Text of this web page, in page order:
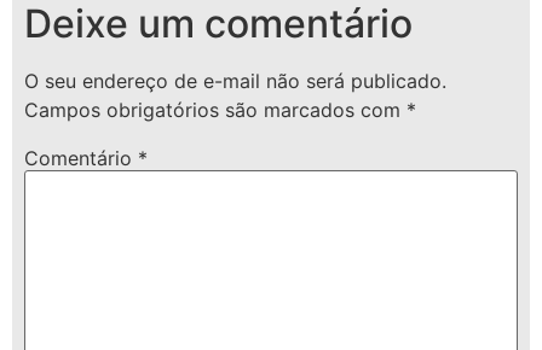
Deixe um comentário
O seu endereço de e-mail não será publicado.
Campos obrigatórios são marcados com *
Comentário *